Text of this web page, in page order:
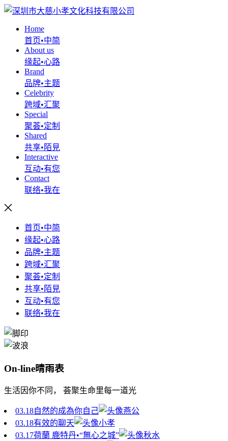
Home
首页•中简
About us
缘起•心路
Brand
品牌•主题
Celebrity
跨域•汇聚
Special
聚荟•定制
Shared
共享•陌見
Interactive
互动•有您
Contact
联络•我在
首页•中简
缘起•心路
品牌•主题
跨域•汇聚
聚荟•定制
共享•陌見
互动•有您
联络•我在
On-line晴雨表
生活因你不同， 荟聚生命里每一道光
03.18自然的成為你自己
燕公
03.18有效的聊天
小孝
03.17荷蘭 鹿特丹•“無心之城”
秋水